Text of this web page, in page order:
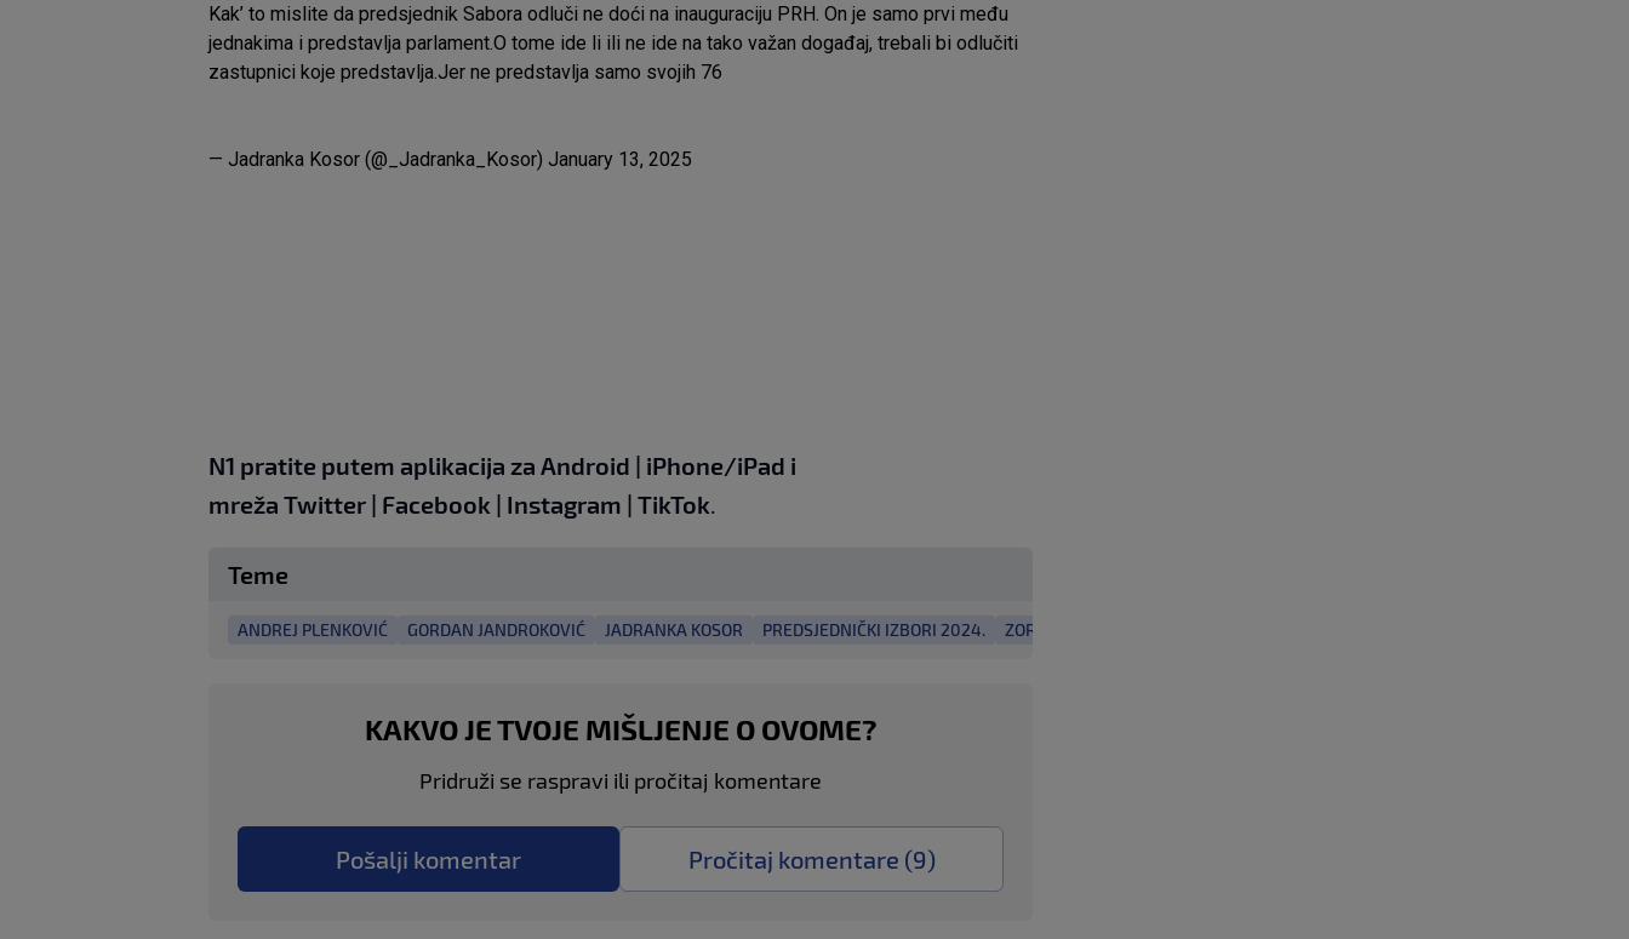
Kak’ to mislite da predsjednik Sabora odluči ne doći na inauguraciju PRH. On je samo prvi među
jednakima i predstavlja parlament.O tome ide li ili ne ide na tako važan događaj, trebali bi odlučiti
zastupnici koje predstavlja.Jer ne predstavlja samo svojih 76
— Jadranka Kosor (@_Jadranka_Kosor) January 13, 2025
N1 pratite putem aplikacija za Android | iPhone/iPad i
mreža Twitter | Facebook | Instagram | TikTok.
Teme
ANDREJ PLENKOVIĆ GORDAN JANDROKOVIĆ JADRANKA KOSOR PREDSJEDNIČKI IZBORI 2024. ZORAN MILANOVIĆ
KAKVO JE TVOJE MIŠLJENJE O OVOME?
Pridruži se raspravi ili pročitaj komentare
Pošalji komentar Pročitaj komentare (9)